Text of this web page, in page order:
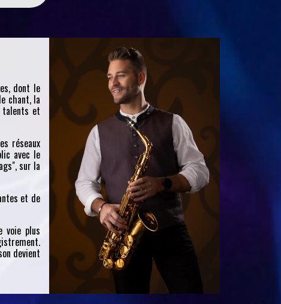
dont le
chant, la
talents et
réseaux
avec le
sur la
et de
voie plus
devient